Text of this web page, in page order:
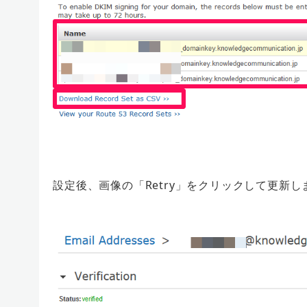
設定後、画像の「Retry」をクリックして更新し